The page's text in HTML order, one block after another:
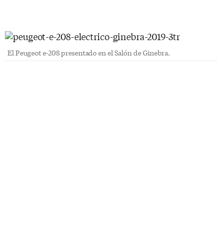
El Peugeot e-208 presentado en el Salón de Ginebra.